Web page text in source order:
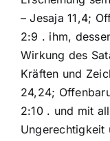
– Jesaja 11,4;
2:9 . ihm,
Wirkung des
Kräften und
24,24;
2:10 . und mit
Ungerechtigkeit